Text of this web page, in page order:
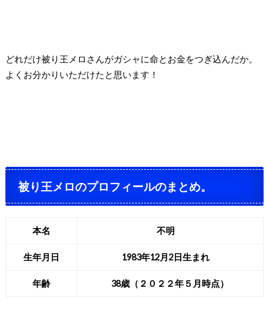
どれだけ被り王メロさんがガシャに命とお金をつぎ込んだか。
よくお分かりいただけたと思います！
被り王メロのプロフィールのまとめ。
本名 不明
生年月日 1983年12月 2日生まれ
年齢 38歳（２０２２年５月時点）